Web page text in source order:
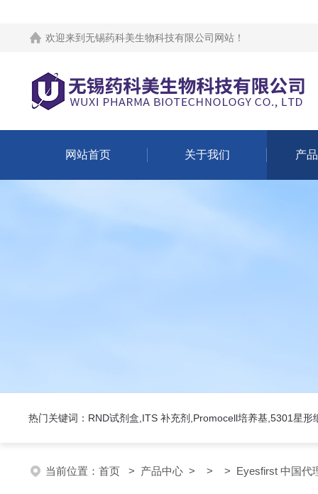
欢迎来到 无锡药科美生物科技有限公司网站 ！
网站首页 关于我们 产
热门关键词：RND试剂盒,ITS 补充剂,Promocell培养基,5301星形
当前位置： 首页 > 产品中心 > > > Eyesfirst 中国代